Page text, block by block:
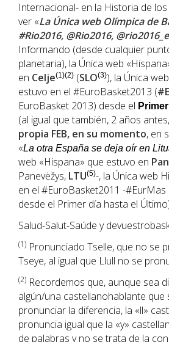
Internacional- en la Historia de los
ver «La Única web Olímpica de
#Rio2016, @Rio2016,
Informando (desde cualquier
planetaria), la Única web
en Celje(1)(2) (SLO(3)), la Única
estuvo en el #EuroBasket2013 (
EuroBasket 2013) desde el Primer
(al igual que también, 2 años antes,
propia FEB, en su momento, en
«La otra España se deja oír en
web «Hispana» que estuvo en
Panevėžys, LTU(5)-, la Única web
en el #EuroBasket2011 -#EurMas
desde el Primer día hasta el
Salud-Salut-Saúde y
(1) Pronunciado Tselle, que no se
Tseye, al igual que Llull no se
(2) Recordemos que, aunque sea
algún/una castellanohablante que
pronunciar la diferencia, la «ll»
pronuncia igual que la «y»
de palabras y no se trata de la